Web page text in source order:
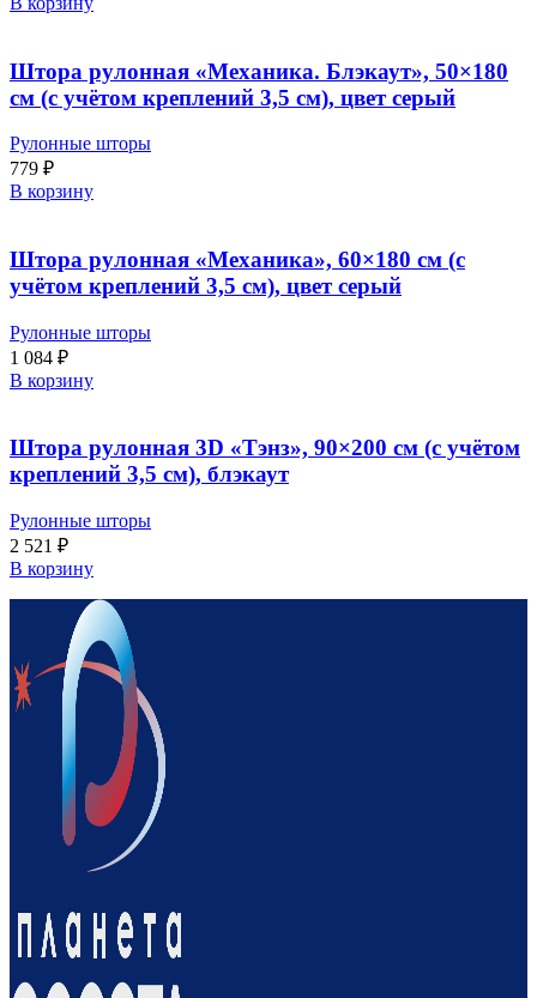
Штора рулонная «Механика. Блэкаут», 50×180
см (с учётом креплений 3,5 см), цвет серый
Рулонные шторы
779 ₽
В корзину
Штора рулонная «Механика», 60×180 см (с
учётом креплений 3,5 см), цвет серый
Рулонные шторы
1 084 ₽
В корзину
Штора рулонная 3D «Тэнз», 90×200 см (с учётом
креплений 3,5 см), блэкаут
Рулонные шторы
2 521 ₽
В корзину